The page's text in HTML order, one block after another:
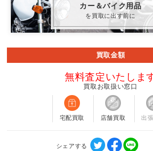
カー＆バイク用品
を買取に出す前に
買取金額
無料査定いたしま
買取お取扱い窓口
宅配買取 店舗買取 出
シェアする